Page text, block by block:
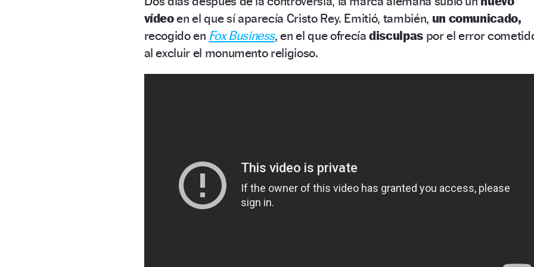
vídeoen el que sí aparecía Cristo Rey. Emitió, también, un comunicado,
recogido en Fox Business, en el que ofrecíadisculpas por el error
al excluir el monumento religioso.